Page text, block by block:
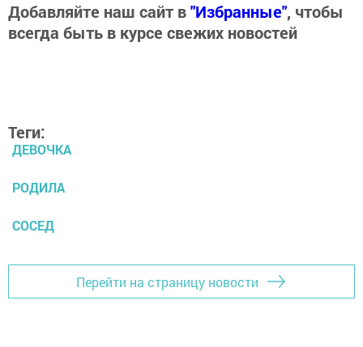
Добавляйте наш сайт в"Избранные", чтобы
всегда быть в курсе свежих новостей
Теги:
ДЕВОЧКА
РОДИЛА
СОСЕД
Перейти на страницу новости